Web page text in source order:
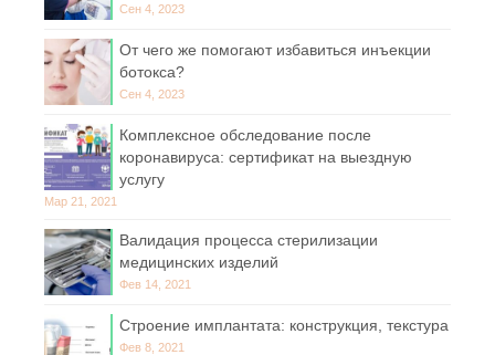
Сен 4, 2023
От чего же помогают избавиться инъекции
ботокса?
Сен 4, 2023
Комплексное обследование после
коронавируса: сертификат на выездную
услугу
Мар 21, 2021
Валидация процесса стерилизации
медицинских изделий
Фев 14, 2021
Строение имплантата: конструкция, текстура
Фев 8, 2021